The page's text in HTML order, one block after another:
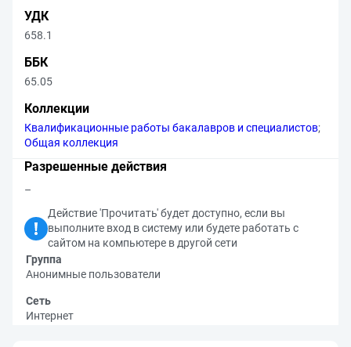
УДК
658.1
ББК
65.05
Коллекции
Квалификационные работы бакалавров и специалистов;
Общая коллекция
Разрешенные действия
–
Действие 'Прочитать' будет доступно, если вы
выполните вход в систему или будете работать с
сайтом на компьютере в другой сети
Группа
Анонимные пользователи
Сеть
Интернет